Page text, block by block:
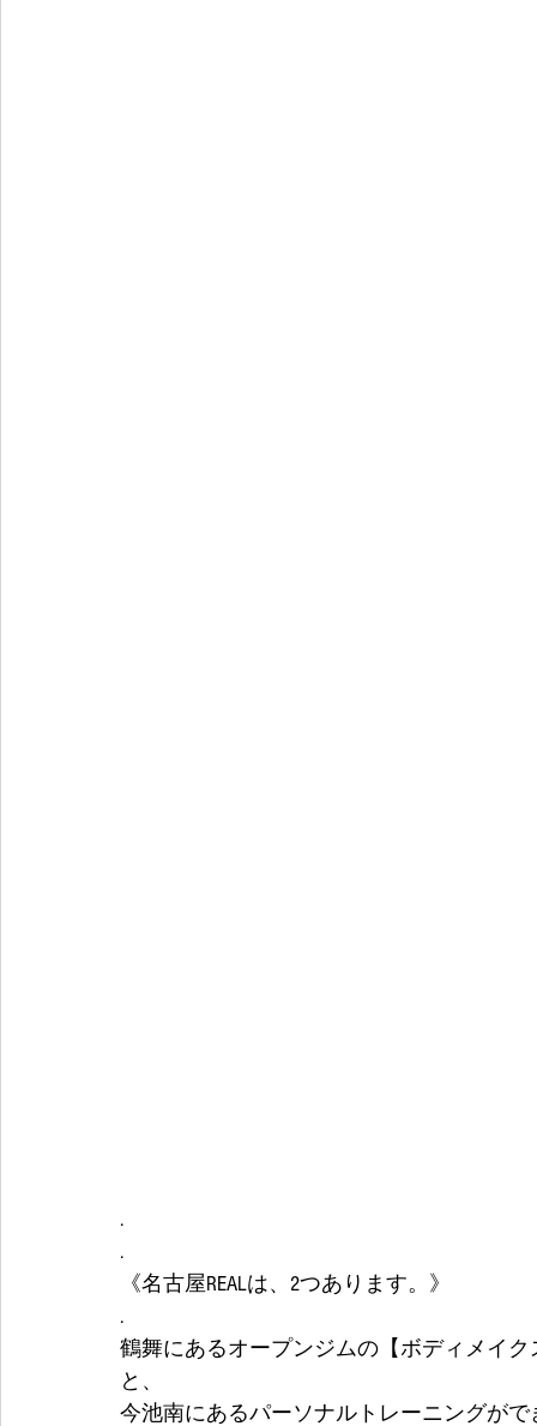
.
.
《名古屋REALは、2つあります。》
.
鶴舞にあるオープンジムの【ボディメイク
と、
今池南にあるパーソナルトレーニングがで